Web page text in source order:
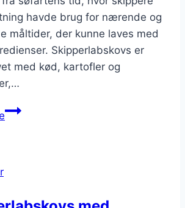
havde brug for nærende og
måltider, der kunne laves med
Skipperlabskovs er
med kød, kartofler og
Skipperlabskovs